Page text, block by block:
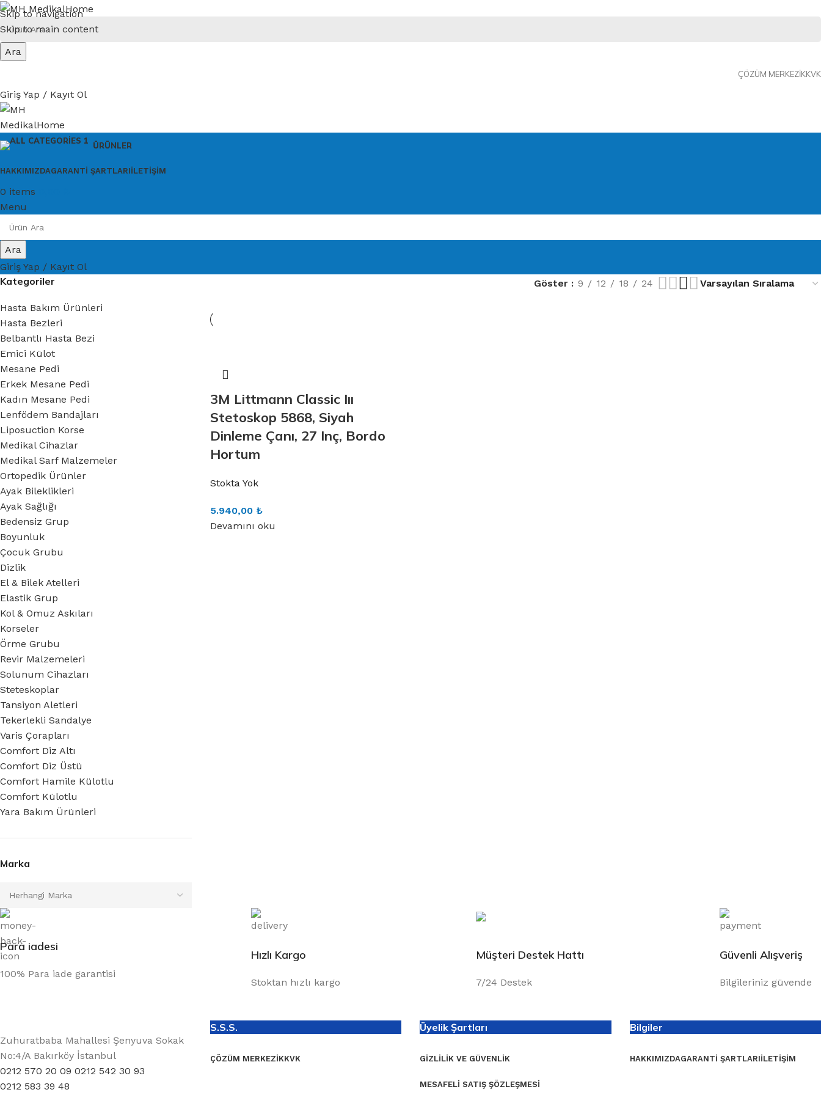
Skip to navigation
Skip to main content
Ara
ÇÖZÜM MERKEZIKKVK
Giriş Yap / Kayıt Ol
ÜRÜNLER
HAKKIMIZDAGARANTI ŞARTLARIİLETIŞIM
0 items
Menu
Ara
Giriş Yap / Kayıt Ol
Kategoriler
Hasta Bakım Ürünleri
Hasta Bezleri
Belbantlı Hasta Bezi
Emici Külot
Mesane Pedi
Erkek Mesane Pedi
Kadın Mesane Pedi
Lenfödem Bandajları
Liposuction Korse
Medikal Cihazlar
Medikal Sarf Malzemeler
Ortopedik Ürünler
Ayak Bileklikleri
Ayak Sağlığı
Bedensiz Grup
Boyunluk
Çocuk Grubu
Dizlik
El & Bilek Atelleri
Elastik Grup
Kol & Omuz Askıları
Korseler
Örme Grubu
Revir Malzemeleri
Solunum Cihazları
Steteskoplar
Tansiyon Aletleri
Tekerlekli Sandalye
Varis Çorapları
Comfort Diz Altı
Comfort Diz Üstü
Comfort Hamile Külotlu
Comfort Külotlu
Yara Bakım Ürünleri
Marka
Göster 9 12 18 24
3M Littmann Classic Iıı
Stetoskop 5868, Siyah
Dinleme Çanı, 27 Inç, Bordo
Hortum
Stokta Yok
5.940,00 ₺
Devamını oku
Para iadesi
100% Para iade garantisi
Hızlı Kargo
Stoktan hızlı kargo
Müşteri Destek Hattı
7/24 Destek
Güvenli Alışveriş
Bilgileriniz güvende
Zuhuratbaba Mahallesi Şenyuva Sokak
No:4/A Bakırköy İstanbul
0212 570 20 09 0212 542 30 93
0212 583 39 48
S.S.S.
ÇÖZÜM MERKEZIKKVK
Üyelik Şartları
GIZLILIK VE GÜVENLIK
MESAFELI SATIŞ ŞÖZLEŞMESI
Bilgiler
HAKKIMIZDAGARANTI ŞARTLARIİLETIŞIM